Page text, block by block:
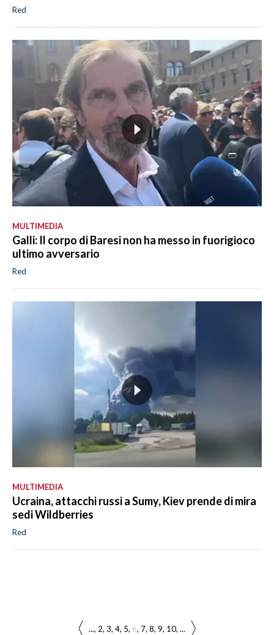
Red
MULTIMEDIA
Galli: Il corpo di Baresi non ha messo in fuorigioco
ultimo avversario
Red
MULTIMEDIA
Ucraina, attacchi russi a Sumy, Kiev prende di mira
sedi Wildberries
Red
... 2 3 4 5 6 7 8 9 10 ...